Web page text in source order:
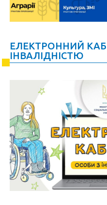
ЕЛЕКТРОННИЙ
ІНВАЛІДНІСТЮ